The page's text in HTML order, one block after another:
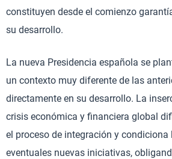
constituyen desde el comienzo
su desarrollo.
La nueva Presidencia española se
un contexto muy diferente de las
directamente en su desarrollo. La
crisis económica y financiera global
el proceso de integración y condiciona
eventuales nuevas iniciativas,